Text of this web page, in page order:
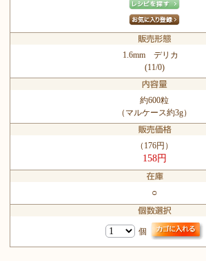
1.6mm デリカ
(11/0)
約600粒
（マルケース約3g）
（176円）
158円
○
個